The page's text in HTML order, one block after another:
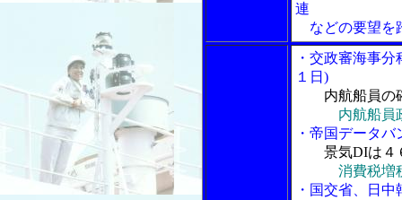
連
などの要望を
・交政審海事
１日)
内航船員の
内航船員
・帝国データ
景気DIは４
消費税増
・国交省、日